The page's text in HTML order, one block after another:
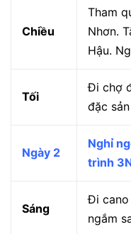
Chiều
Tham
Nhơn.
Hậu.
Tối
Đi chợ
đặc
Ngày 2
Nghỉ
trình
Sáng
Đi cano
ngắm